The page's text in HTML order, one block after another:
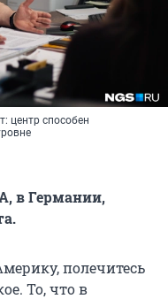
центр способен
в Германии,
полечитесь
То, что в